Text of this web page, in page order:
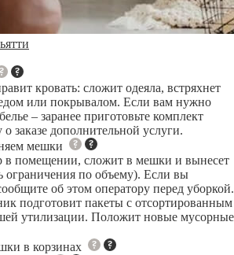
кровать: сложит одеяла, встряхнет
или покрывалом. Если вам нужно
– заранее приготовьте комплект
заказе дополнительной услуги.
мешки
в помещении, сложит в мешки и вынесет
ограничения по объему). Если вы
об этом оператору перед уборкой.
подготовит пакеты с отсортированным
утилизации. Положит новые мусорные
в корзинах